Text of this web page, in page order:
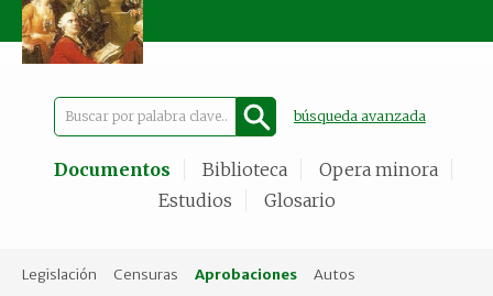
búsqueda avanzada
Documentos Biblioteca
Opera minora
Estudios
Glosario
Legislación Censuras Aprobaciones Autos